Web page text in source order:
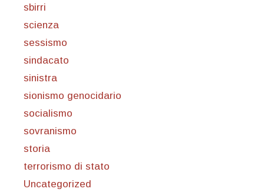
sbirri
scienza
sessismo
sindacato
sinistra
sionismo genocidario
socialismo
sovranismo
storia
terrorismo di stato
Uncategorized